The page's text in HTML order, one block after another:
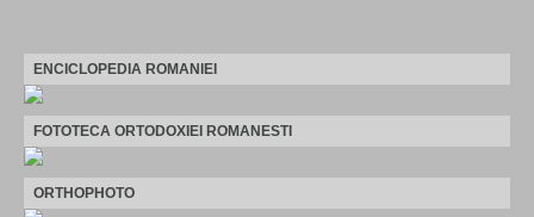
ENCICLOPEDIA ROMANIEI
FOTOTECA ORTODOXIEI ROMANESTI
ORTHOPHOTO